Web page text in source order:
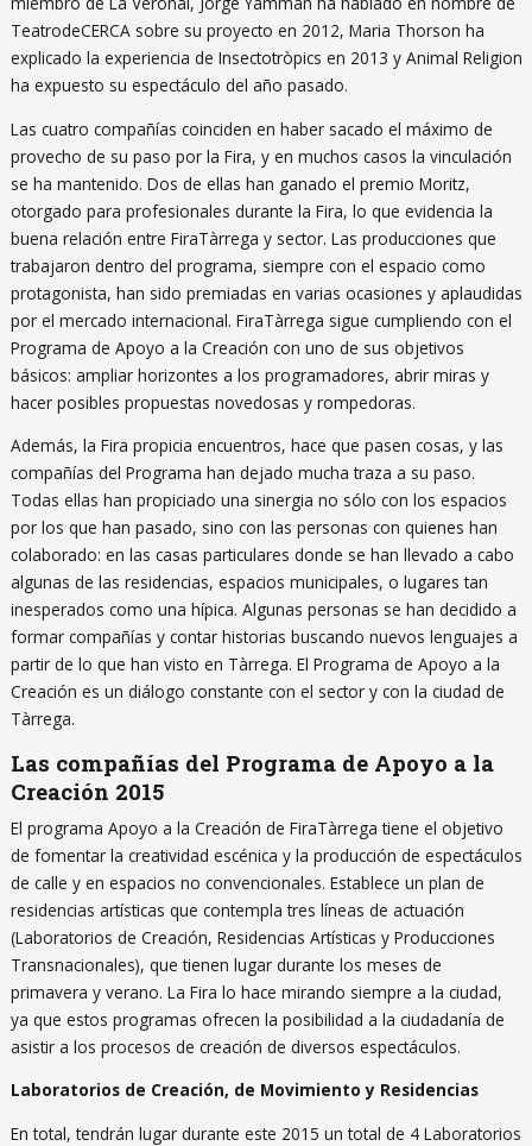
TeatrodeCERCA sobre su proyecto en 2012, Maria Thorson ha
explicado la experiencia de Insectotròpics en 2013 y Animal Religion
ha expuesto su espectáculo del año pasado.
Las cuatro compañías coinciden en haber sacado el máximo de
provecho de su paso por la Fira, y en muchos casos la vinculación
se ha mantenido. Dos de ellas han ganado el premio Moritz,
otorgado para profesionales durante la Fira, lo que evidencia la
buena relación entre FiraTàrrega y sector. Las producciones que
trabajaron dentro del programa, siempre con el espacio como
protagonista, han sido premiadas en varias ocasiones y aplaudidas
por el mercado internacional. FiraTàrrega sigue cumpliendo con el
Programa de Apoyo a la Creación con uno de sus objetivos
básicos: ampliar horizontes a los programadores, abrir miras y
hacer posibles propuestas novedosas y rompedoras.
Además, la Fira propicia encuentros, hace que pasen cosas, y las
compañías del Programa han dejado mucha traza a su paso.
Todas ellas han propiciado una sinergia no sólo con los espacios
por los que han pasado, sino con las personas con quienes han
colaborado: en las casas particulares donde se han llevado a cabo
algunas de las residencias, espacios municipales, o lugares tan
inesperados como una hípica. Algunas personas se han decidido a
formar compañías y contar historias buscando nuevos lenguajes a
partir de lo que han visto en Tàrrega. El Programa de Apoyo a la
Creación es un diálogo constante con el sector y con la ciudad de
Tàrrega.
Las compañías del Programa de Apoyo a la
Creación 2015
El programa Apoyo a la Creación de FiraTàrrega tiene el objetivo
de fomentar la creatividad escénica y la producción de espectáculos
de calle y en espacios no convencionales. Establece un plan de
residencias artísticas que contempla tres líneas de actuación
(Laboratorios de Creación, Residencias Artísticas y Producciones
Transnacionales), que tienen lugar durante los meses de
primavera y verano. La Fira lo hace mirando siempre a la ciudad,
ya que estos programas ofrecen la posibilidad a la ciudadanía de
asistir a los procesos de creación de diversos espectáculos.
Laboratorios de Creación, de Movimiento y Residencias
En total, tendrán lugar durante este 2015 un total de 4 Laboratorios